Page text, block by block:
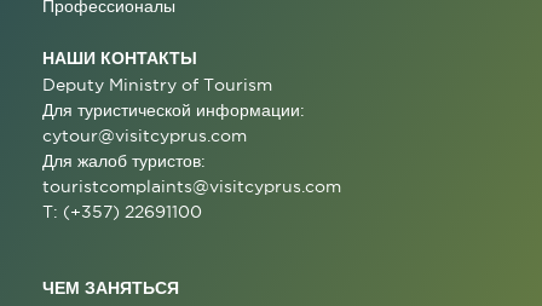
Профессионалы
НАШИ КОНТАКТЫ
Deputy Ministry of Tourism
Для туристической информации:
cytour@visitcyprus.com
Для жалоб туристов:
touristcomplaints@visitcyprus.com
T: (+357) 22691100
ЧЕМ ЗАНЯТЬСЯ